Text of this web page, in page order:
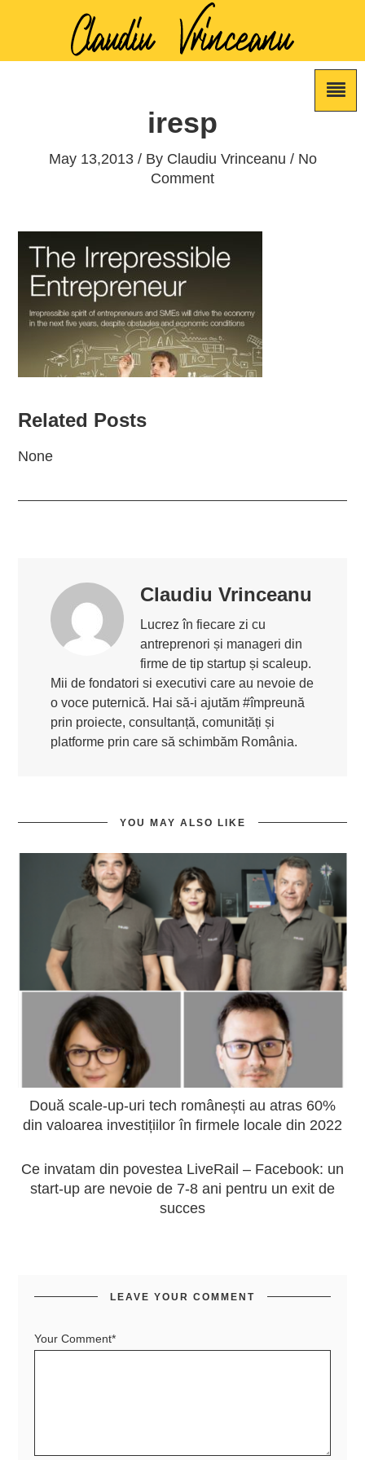
iresp
May 13,2013 / By Claudiu Vrinceanu / No
Comment
Related Posts
None
Claudiu Vrinceanu
Lucrez în fiecare zi cu
antreprenori și manageri din
firme de tip startup și scaleup.
Mii de fondatori si executivi care au nevoie de
o voce puternică. Hai să-i ajutăm #împreună
prin proiecte, consultanță, comunități și
platforme prin care să schimbăm România.
YOU MAY ALSO LIKE
Două scale-up-uri tech românești au atras 60%
din valoarea investițiilor în firmele locale din 2022
Ce invatam din povestea LiveRail – Facebook: un
start-up are nevoie de 7-8 ani pentru un exit de
succes
LEAVE YOUR COMMENT
Your Comment*